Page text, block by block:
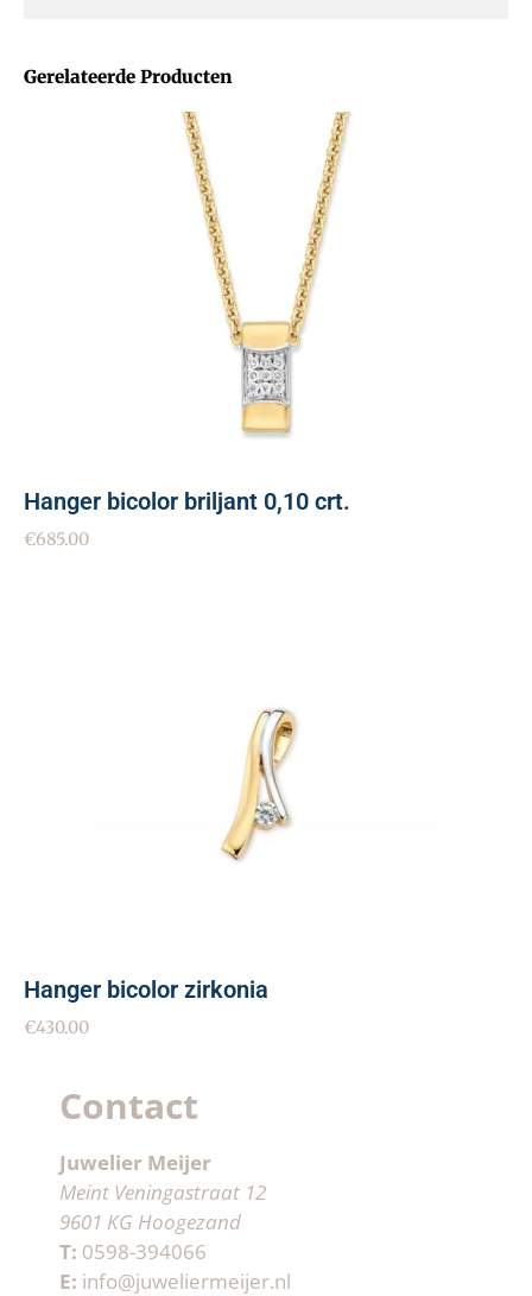
Gerelateerde Producten
Hanger bicolor briljant 0,10 crt.
€685.00
Hanger bicolor zirkonia
€430.00
Contact
Juwelier Meijer
Meint Veningastraat 12
9601 KG Hoogezand
T: 0598-394066
E: info@juweliermeijer.nl